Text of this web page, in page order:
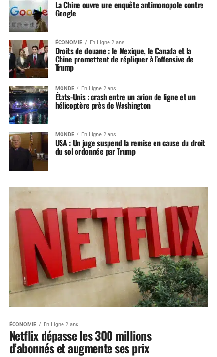
La Chine ouvre une enquête antimonopole contre
Google
ÉCONOMIE En Ligne 2 ans
Droits de douane : le Mexique, le Canada et la
Chine promettent de répliquer à l’offensive de
Trump
MONDE En Ligne 2 ans
États-Unis : crash entre un avion de ligne et un
hélicoptère près de Washington
MONDE En Ligne 2 ans
USA : Un juge suspend la remise en cause du droit
du sol ordonnée par Trump
ÉCONOMIE En Ligne 2 ans
Netflix dépasse les 300 millions
d’abonnés et augmente ses prix